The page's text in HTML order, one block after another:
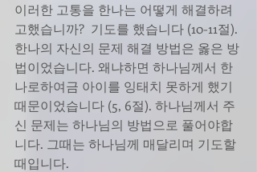
이러한 고통을 한나는 어떻게 해결하려
고했습니까?  기도를 했습니다 (10-11절).
한나의 자신의 문제 해결 방법은 옳은 방
법이었습니다. 왜냐하면 하나님께서 한
나로하여금 아이를 잉태치 못하게 했기
때문이었습니다 (5, 6절). 하나님께서 주
신 문제는 하나님의 방법으로 풀어야합
니다. 그때는 하나님께 매달리며 기도할
때입니다.